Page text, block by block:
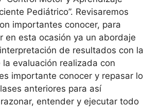
Pediátrico”. Revisaremos
importantes conocer, para
en esta ocasión ya un abordaje
de resultados con la
la evaluación realizada con
importante conocer y repasar lo
anteriores para así
entender y ejecutar todo